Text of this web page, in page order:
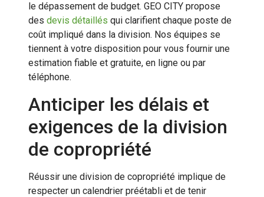
le dépassement de budget. GEO CITY propose
des devis détaillés qui clarifient chaque poste de
coût impliqué dans la division. Nos équipes se
tiennent à votre disposition pour vous fournir une
estimation fiable et gratuite, en ligne ou par
téléphone.
Anticiper les délais et
exigences de la division
de copropriété
Réussir une division de copropriété implique de
respecter un calendrier préétabli et de tenir